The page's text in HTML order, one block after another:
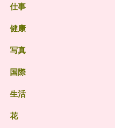
仕事
健康
写真
国際
生活
花